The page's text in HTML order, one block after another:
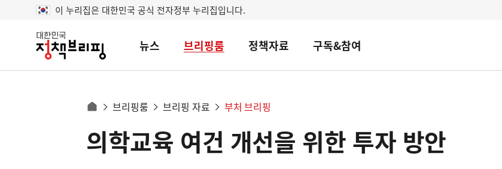
이 누리집은 대한민국 공식 전자정부 누리집입니다.
대
민
뉴스 브리핑룸 정책자료 구독&참여
으
로
브리핑룸 브리핑 자료 부처 브리핑
의학교육 여건 개선을 위한 투자 방안